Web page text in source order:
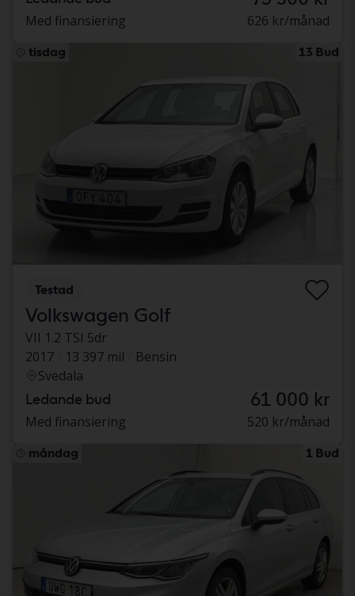
Med finansiering 626 kr/månad
tisdag 13 Bud
Testad
Volkswagen Golf
VII 1.2 TSI 5dr
2017
13 397 mil
Bensin
Svedala
Ledande bud 61 000 kr
Med finansiering 520 kr/månad
måndag 1 Bud